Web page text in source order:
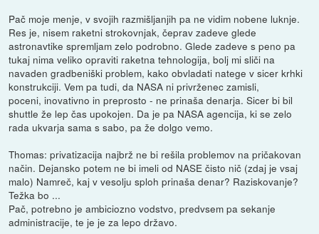
Pač moje menje, v svojih razmišljanjih pa ne vidim nobene luknje.
Res je, nisem raketni strokovnjak, čeprav zadeve glede
astronavtike spremljam zelo podrobno. Glede zadeve s peno pa
tukaj nima veliko opraviti raketna tehnologija, bolj mi sliči na
navaden gradbeniški problem, kako obvladati natege v sicer krhki
konstrukciji. Vem pa tudi, da NASA ni privrženec zamisli,
poceni, inovativno in preprosto - ne prinaša denarja. Sicer bi bil
shuttle že lep čas upokojen. Da je pa NASA agencija, ki se zelo
rada ukvarja sama s sabo, pa že dolgo vemo.
Thomas: privatizacija najbrž ne bi rešila problemov na pričakovan
način. Dejansko potem ne bi imeli od NASE čisto nič (zdaj je vsaj
malo) Namreč, kaj v vesolju sploh prinaša denar? Raziskovanje?
Težka bo ...
Pač, potrebno je ambiciozno vodstvo, predvsem pa sekanje
administracije, te je je za lepo državo.